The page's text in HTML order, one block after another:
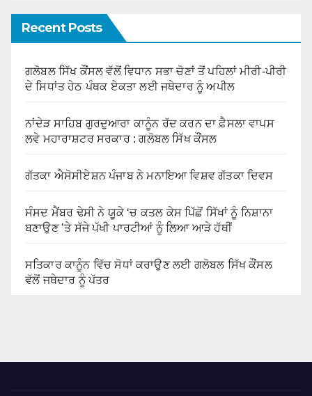
Recent Posts
ਗਲੋਬਲ ਸਿੱਖ ਕੌਂਸਲ ਵੱਲੋਂ ਵਿਧਾਨ ਸਭਾ ਚੋਣਾਂ ਤੋਂ ਪਹਿਲਾਂ ਮੀਰੀ-ਪੀਰੀ
ਦੇ ਸਿਧਾਂਤ ਹੇਠ ਪੰਥਕ ਏਕਤਾ ਲਈ ਜਥੇਦਾਰ ਨੂੰ ਅਪੀਲ
ਨਾਂਦੇੜ ਸਾਹਿਬ ਗੁਰਦੁਆਰਾ ਕਾਨੂੰਨ ਰੱਦ ਕਰਨ ਦਾ ਫ਼ੈਸਲਾ ਵਾਪਸ
ਲਵੇ ਮਹਾਰਾਸ਼ਟਰ ਸਰਕਾਰ : ਗਲੋਬਲ ਸਿੱਖ ਕੌਂਸਲ
ਗੱਤਕਾ ਐਸੋਸੀਏਸ਼ਨ ਪੰਜਾਬ ਨੇ ਮਨਾਇਆ ਵਿਸ਼ਵ ਗੱਤਕਾ ਦਿਵਸ
ਸੰਸਦ ਮੈਂਬਰ ਢੇਸੀ ਨੇ ਯੂਕੇ ‘ਚ ਕਤਲ ਕੇਸ ਪਿੱਛੋਂ ਸਿੱਖਾਂ ਨੂੰ ਨਿਸ਼ਾਨਾ
ਬਣਾਉਣ ’ਤੇ ਸੱਜੇ ਪੱਖੀ ਪਾਰਟੀਆਂ ਨੂੰ ਲਿਆ ਆੜੇ ਹੱਥੀਂ
ਸਤਿਕਾਰ ਕਾਨੂੰਨ ਵਿੱਚ ਸੋਧਾਂ ਕਰਾਉਣ ਲਈ ਗਲੋਬਲ ਸਿੱਖ ਕੌਂਸਲ
ਵੱਲੋਂ ਜਥੇਦਾਰ ਨੂੰ ਪੱਤਰ